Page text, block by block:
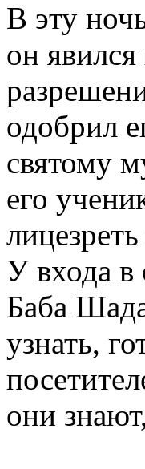
В эту
он
одобрил
святому
его
У входа в
Баба
узнать,
они